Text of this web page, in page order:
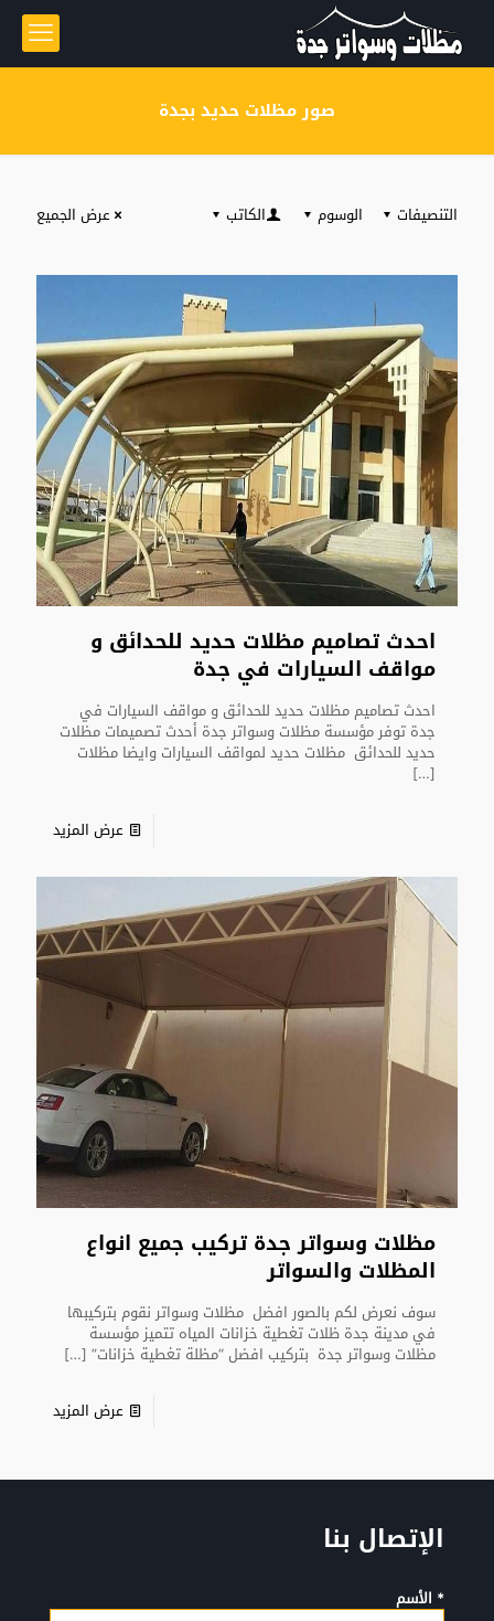
صور مظلات حديد بجدة
التنصيفات الوسوم الكاتب عرض الجميع
احدث تصاميم مظلات حديد للحدائق و
مواقف السيارات في جدة
احدث تصاميم مظلات حديد للحدائق و مواقف السيارات في
جدة توفر مؤسسة مظلات وسواتر جدة أحدث تصميمات مظلات
حديد للحدائق مظلات حديد لمواقف السيارات وايضا مظلات
[…]
عرض المزيد
مظلات وسواتر جدة تركيب جميع انواع
المظلات والسواتر
سوف نعرض لكم بالصور افضل مظلات وسواتر نقوم بتركيبها
في مدينة جدة ظلات تغطية خزانات المياه تتميز مؤسسة
مظلات وسواتر جدة بتركيب افضل “مظلة تغطية خزانات” […]
عرض المزيد
الإتصال بنا
* الأسم